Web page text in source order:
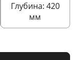
Глубина: 420
мм